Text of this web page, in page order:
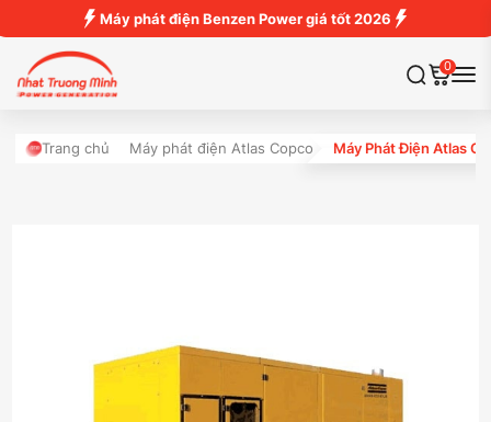
Máy phát điện Benzen Power giá tốt 2026
0
Trang chủ Máy phát điện Atlas Copco Máy Phát Điện Atlas